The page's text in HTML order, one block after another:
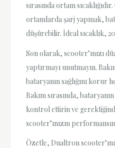
sırasında ortam
ortamlarda şarj yapmak,
düşürebilir. İdeal sıcaklık,
Son olarak, scooter’ınızı
yaptırmayı unutmayın.
bataryanın sağlığını korur
Bakım sırasında,
kontrol ettirin ve
scooter’ınızın
Özetle, Dualtron